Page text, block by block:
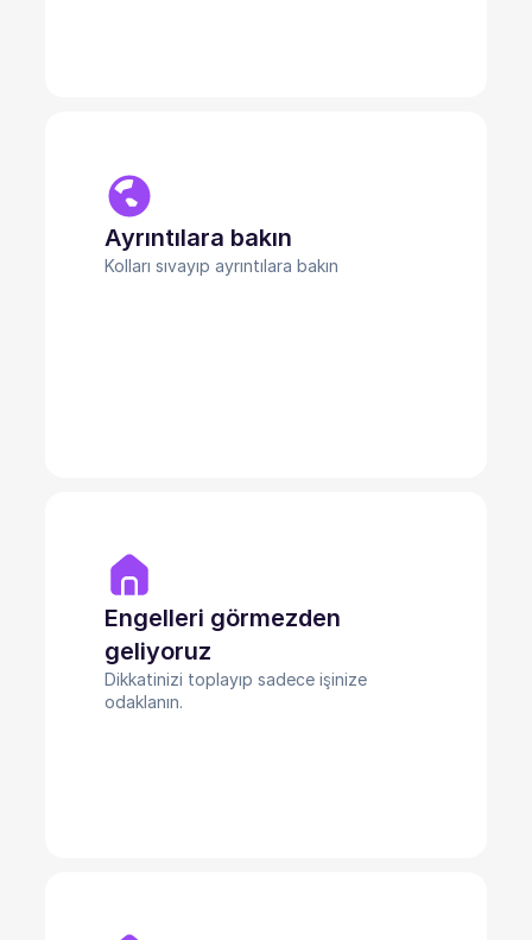
Ayrıntılara bakın
Kolları sıvayıp ayrıntılara bakın
Engelleri görmezden
geliyoruz
Dikkatinizi toplayıp sadece işinize
odaklanın.